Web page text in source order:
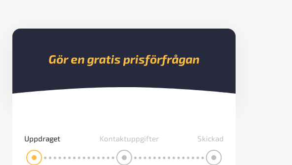
Gör en gratis prisförfrågan
Uppdraget Kontaktuppgifter Skickad